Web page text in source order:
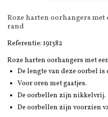
Roze harten oorhangers
rand
Referentie: 191382
Roze harten oorhangers met
De lengte van deze oorbel is
Voor oren met gaatjes.
De oorbellen zijn nikkelvrij.
De oorbellen zijn voorzien